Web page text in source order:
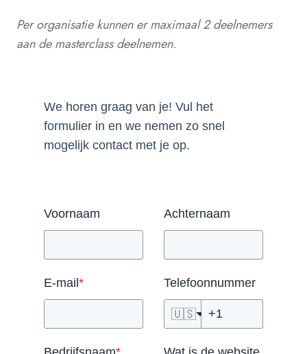
Per organisatie kunnen er maximaal 2 deelnemers
aan de masterclass deelnemen.
We horen graag van je! Vul het
formulier in en we nemen zo snel
mogelijk contact met je op.
Voornaam Achternaam
E-mail * Telefoonnummer
🇺🇸